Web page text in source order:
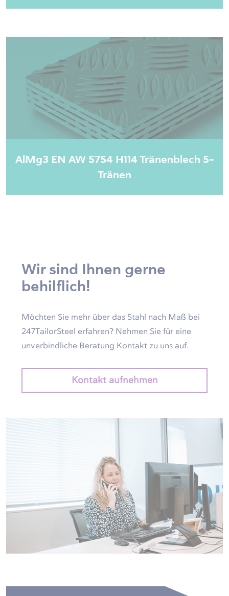
AlMg3 EN AW 5754 H114 Tränenblech 5-
Tränen
Wir sind Ihnen gerne
behilflich!
Möchten Sie mehr über das Stahl nach Maß bei
247TailorSteel erfahren? Nehmen Sie für eine
unverbindliche Beratung Kontakt zu uns auf.
Kontakt aufnehmen